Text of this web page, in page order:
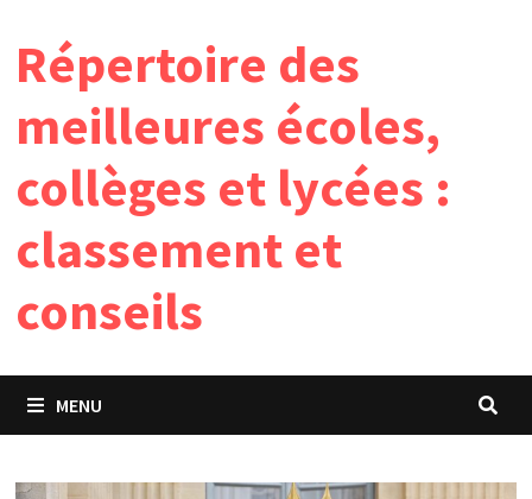
au
contenu
Répertoire des
meilleures écoles,
collèges et lycées :
classement et
conseils
MENU